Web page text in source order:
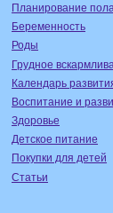
Планирование
Беременность
Роды
Грудное
Календарь
Воспитание и
Здоровье
Детское питание
Покупки для детей
Статьи